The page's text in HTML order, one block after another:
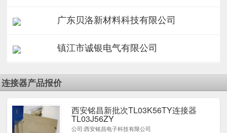
广东贝洛新材料科技有限公司
镇江市诚银电气有限公司
连接器产品报价
西安铭昌新批次TL03K56TY连接器
TL03J56ZY
公司:西安铭昌电子科技有限公司
1